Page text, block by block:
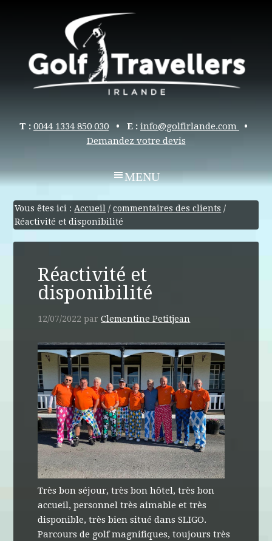
T : 0044 1334 850 030 • E : info@golfirlande.com
•
Demandez votre devis
Vous êtes ici :Accueil / commentaires des clients /
Réactivité et disponibilité
Réactivité et
disponibilité
12/07/2022 parClementine Petitjean
Très bon séjour, très bon hôtel, très bon
accueil, personnel très aimable et très
disponible, très bien situé dans SLIGO.
Parcours de golf magnifiques, toujours très